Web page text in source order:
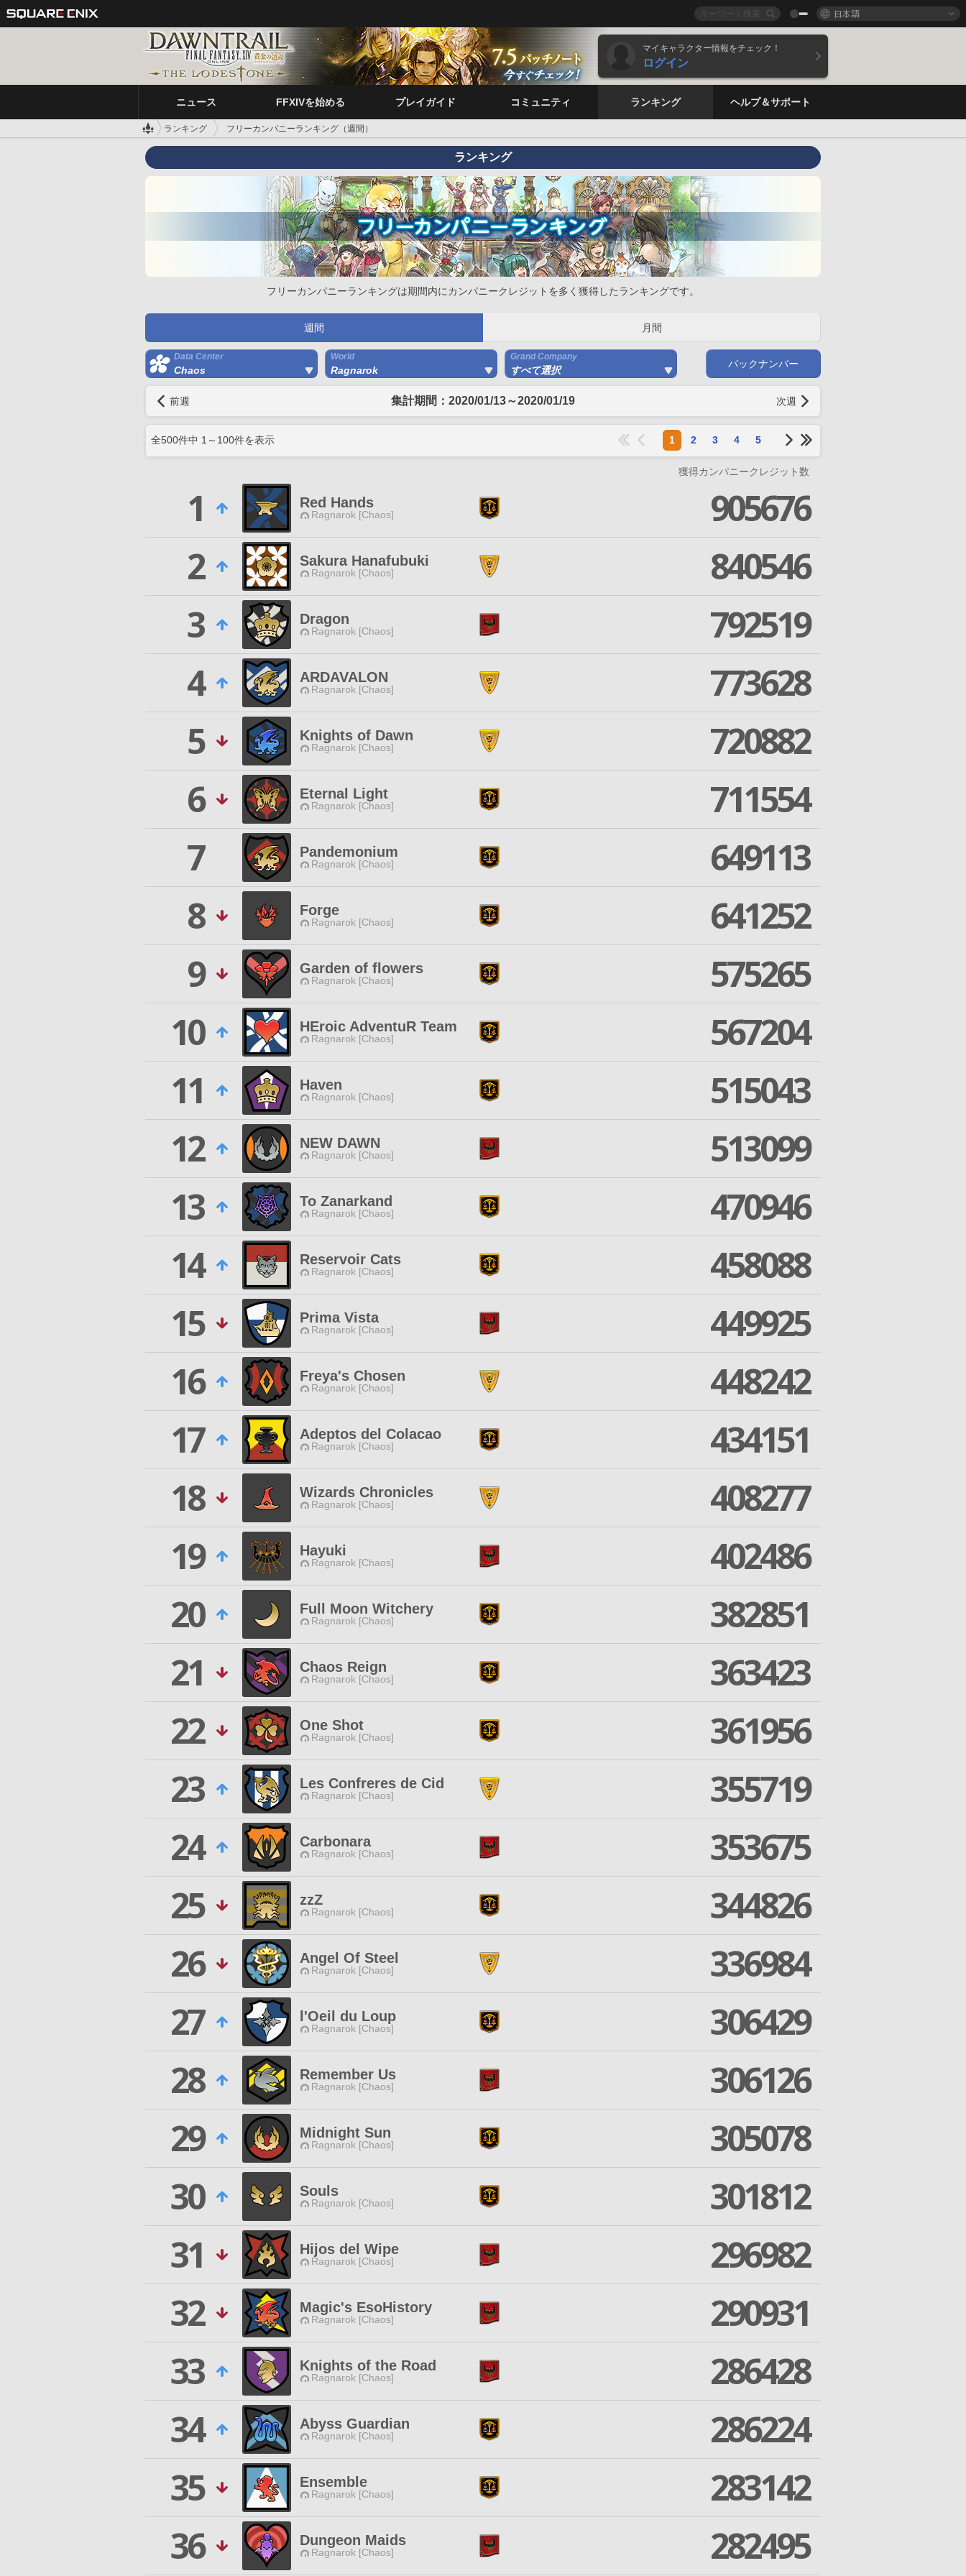
日本語
マイキャラクター情報をチェック！
ログイン
ニュース FFXIVを始める プレイガイド コミュニティ ランキング ヘルプ＆サポート
ランキング フリーカンパニーランキング（週間）
ランキング
フリーカンパニーランキングは期間内にカンパニークレジットを多く獲得したランキングです。
週間 月間
Data Center
Chaos
World
Ragnarok
Grand Company
すべて選択
バックナンバー
前週 集計期間：2020/01/13～2020/01/19 次週
全500件中 1 ～ 100件を表示 1 2 3 4 5
獲得カンパニークレジット数
1 Red Hands
Ragnarok [Chaos]
905676
2
Sakura Hanafubuki
Ragnarok [Chaos]
840546
3
Dragon
Ragnarok [Chaos]
792519
4
ARDAVALON
Ragnarok [Chaos]
773628
5
Knights of Dawn
Ragnarok [Chaos]
720882
6
Eternal Light
Ragnarok [Chaos]
711554
7
Pandemonium
Ragnarok [Chaos]
649113
8
Forge
Ragnarok [Chaos]
641252
9
Garden of flowers
Ragnarok [Chaos]
575265
10
HEroic AdventuR Team
Ragnarok [Chaos]
567204
11
Haven
Ragnarok [Chaos]
515043
12
NEW DAWN
Ragnarok [Chaos]
513099
13
To Zanarkand
Ragnarok [Chaos]
470946
14
Reservoir Cats
Ragnarok [Chaos]
458088
15
Prima Vista
Ragnarok [Chaos]
449925
16
Freya's Chosen
Ragnarok [Chaos]
448242
17
Adeptos del Colacao
Ragnarok [Chaos]
434151
18
Wizards Chronicles
Ragnarok [Chaos]
408277
19
Hayuki
Ragnarok [Chaos]
402486
20
Full Moon Witchery
Ragnarok [Chaos]
382851
21
Chaos Reign
Ragnarok [Chaos]
363423
22
One Shot
Ragnarok [Chaos]
361956
23
Les Confreres de Cid
Ragnarok [Chaos]
355719
24
Carbonara
Ragnarok [Chaos]
353675
25
zzZ
Ragnarok [Chaos]
344826
26
Angel Of Steel
Ragnarok [Chaos]
336984
27
l'Oeil du Loup
Ragnarok [Chaos]
306429
28
Remember Us
Ragnarok [Chaos]
306126
29
Midnight Sun
Ragnarok [Chaos]
305078
30
Souls
Ragnarok [Chaos]
301812
31
Hijos del Wipe
Ragnarok [Chaos]
296982
32
Magic's EsoHistory
Ragnarok [Chaos]
290931
33
Knights of the Road
Ragnarok [Chaos]
286428
34
Abyss Guardian
Ragnarok [Chaos]
286224
35
Ensemble
Ragnarok [Chaos]
283142
36
Dungeon Maids
Ragnarok [Chaos] 282495